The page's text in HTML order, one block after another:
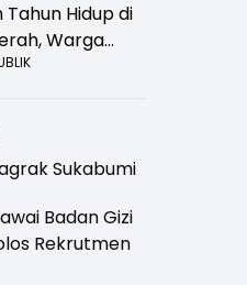
Tahun Hidup di
Warga
Nangewer
Sukabumi
Badan Gizi
Rekrutmen